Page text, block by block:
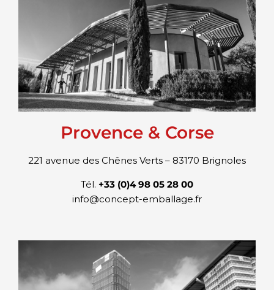
Provence & Corse
221 avenue des Chênes Verts – 83170 Brignoles
Tél. +33 (0)4 98 05 28 00
info@concept-emballage.fr